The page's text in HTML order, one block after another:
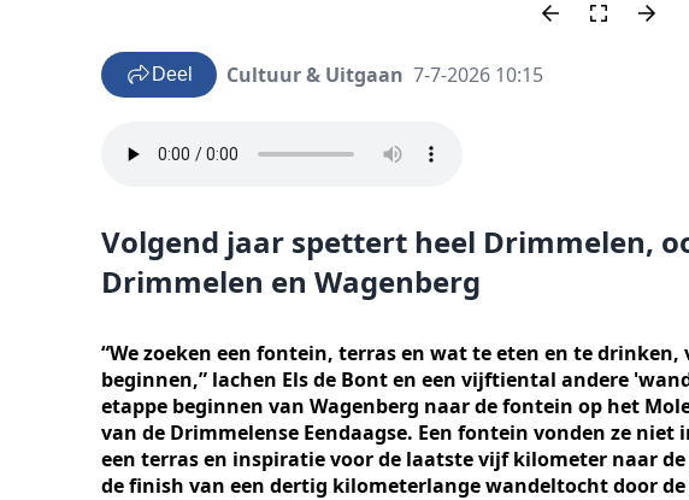
Deel Cultuur & Uitgaan 7-7-2026 10:15
Volgend jaar spettert heel Drimmelen,
Drimmelen en Wagenberg
“We zoeken een fontein, terras en wat te eten en te
beginnen,” lachen Els de Bont en een vijftiental andere
etappe beginnen van Wagenberg naar de fontein op het
van de Drimmelense Eendaagse. Een fontein vonden ze
een terras en inspiratie voor de laatste vijf kilometer naar
de finish van een dertig kilometerlange wandeltocht door